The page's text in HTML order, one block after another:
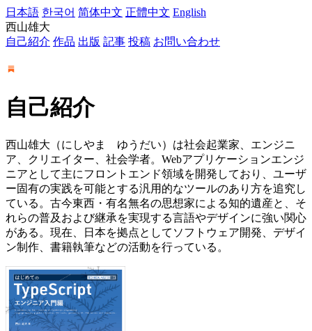
日本語 한국어 简体中文 正體中文 English
西山雄大
自己紹介 作品 出版 記事 投稿 お問い合わせ
自己紹介
西山雄大（にしやま ゆうだい）は社会起業家、エンジニ
ア、クリエイター、社会学者。Webアプリケーションエンジ
ニアとして主にフロントエンド領域を開発しており、ユーザ
ー固有の実践を可能とする汎用的なツールのあり方を追究し
ている。古今東西・有名無名の思想家による知的遺産と、そ
れらの普及および継承を実現する言語やデザインに強い関心
がある。現在、日本を拠点としてソフトウェア開発、デザイ
ン制作、書籍執筆などの活動を行っている。